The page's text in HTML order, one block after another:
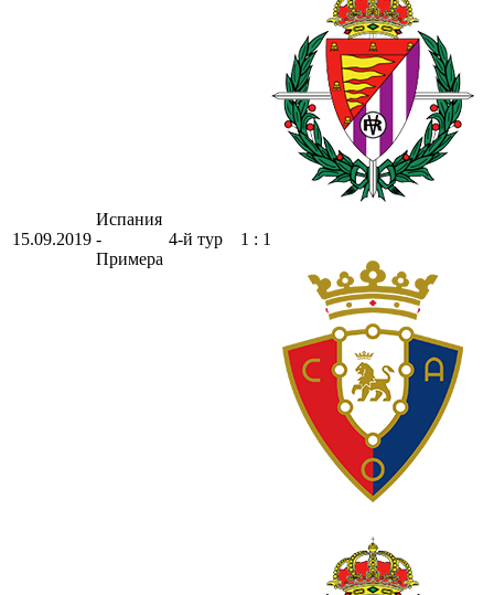
15.09.2019
Испания
-
Примера
4-й тур 1 : 1